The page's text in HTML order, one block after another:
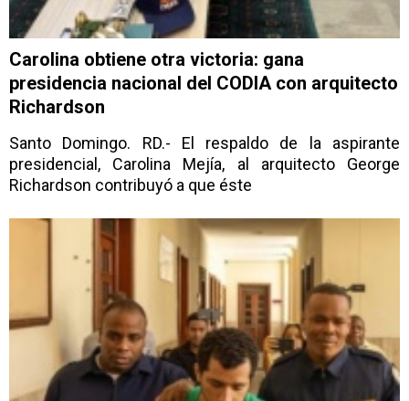
Carolina obtiene otra victoria: gana
presidencia nacional del CODIA con arquitecto
Richardson
Santo Domingo. RD.- El respaldo de la aspirante
presidencial, Carolina Mejía, al arquitecto George
Richardson contribuyó a que éste